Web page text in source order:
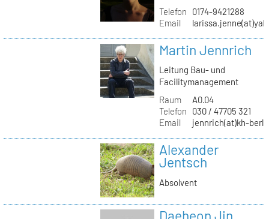
Telefon
0174-9421288
Email
Martin Jennrich
Leitung Bau- und
Facilitymanagement
Raum
A0.04
Telefon
030 / 47705 321
Email
jennrich(at)kh-
Alexander
Jentsch
Absolvent
Daeheon Jin